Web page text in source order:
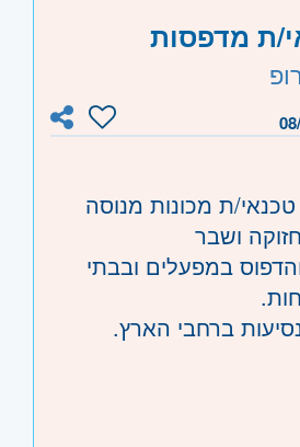
ת מדפסות
ת מכונות מנוסה
ושבר
והדפוס במפעלים ובבתי
ברחבי הארץ.